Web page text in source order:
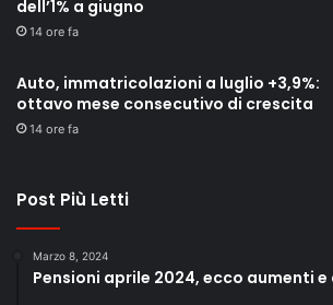
dell’1% a giugno
14 ore fa
Auto, immatricolazioni a luglio +3,9%:
ottavo mese consecutivo di crescita
14 ore fa
Post Più Letti
Marzo 8, 2024
Pensioni aprile 2024, ecco aumenti